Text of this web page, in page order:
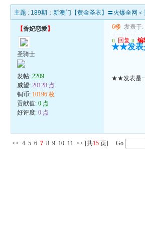
主题 : 189期：新澳门【黄金圣衣】〓火爆全网＜
【香妃恋爱】
圣骑士
发帖:2209
威望:20128 点
铜币: 10196 枚
贡献值:0 点
好评度:0 点
6楼 发表于:
u 回复 u 编
★★发表
★★发表是
<< 4 5 6 7 8 9 10 11 >> [共15 页] Go